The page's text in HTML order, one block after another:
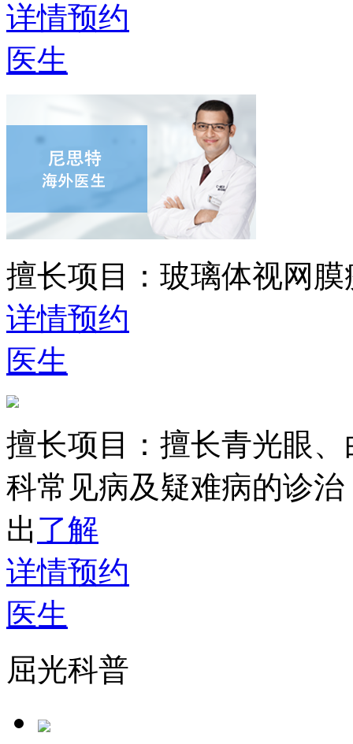
详情预约
医生
擅长项目： 玻璃体视网
详情预约
医生
擅长项目： 擅长青光眼
科常见病及疑难病的诊
出 了解
详情预约
医生
屈光科普